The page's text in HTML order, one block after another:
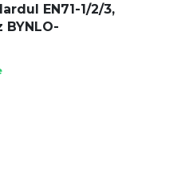
EN71-1/2/3,
BYNLO-